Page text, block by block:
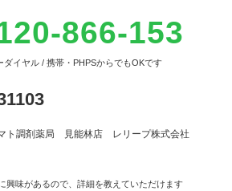
866-153
ダイヤル / 携帯・PHPSからでもOKです
ト調剤薬局 見能林店 レリープ株式会社
興味があるので、詳細を教えていただけます